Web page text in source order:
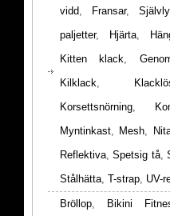
vidd, Fransar,
paljetter, Hjärta,
Kitten klack,
Kilklack,
Korsettsnörning,
Myntinkast, Mesh,
Reflektiva,Spetsig tå,
Stålhätta, T-strap, UV-
Bröllop, Bikini